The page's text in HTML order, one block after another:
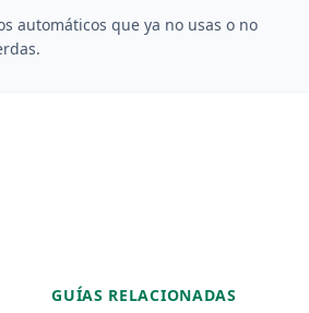
automáticos que ya no usas o no
GUÍAS RELACIONADAS